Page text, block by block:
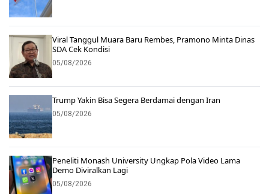
Viral Tanggul Muara Baru Rembes, Pramono Minta Dinas
SDA Cek Kondisi
05/08/2026
Trump Yakin Bisa Segera Berdamai dengan Iran
05/08/2026
Peneliti Monash University Ungkap Pola Video Lama
Demo Diviralkan Lagi
05/08/2026